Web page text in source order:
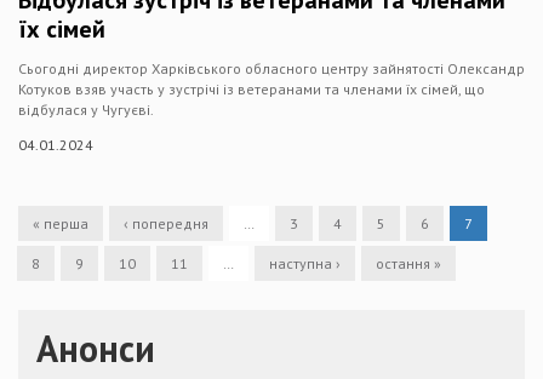
їх сімей
Сьогодні директор Харківського обласного центру зайнятості Олександр
Котуков взяв участь у зустрічі із ветеранами та членами їх сімей, що
відбулася у Чугуєві.
04.01.2024
« перша ‹ попередня 3 4 5 6 7
8 9 10 11 наступна › остання »
Анонси